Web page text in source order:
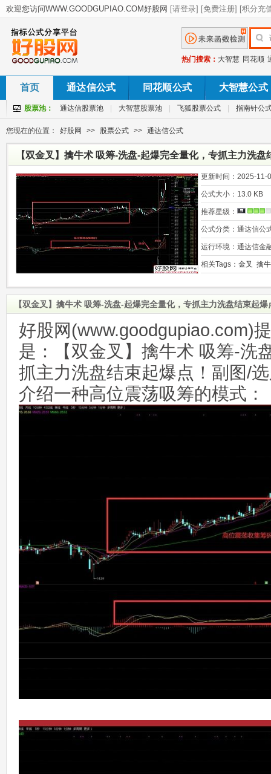
热门搜索： 大智慧 同花顺
首页 通达信公式 同花顺公式 大智慧公式
股票池： 通达信股票池 大智慧股票池 飞狐股票公式 指南针公
您现在的位置： 好股网 >> 股票公式 >> 通达信公式
【双金叉】擒牛术 吸筹-洗盘-起爆完全量化，专抓主力洗盘
选股 源码
更新时间： 2025-11-
公式大小： 13.0 KB
推荐星级：
公式分类： 通达信公
运行环境： 通达信金
相关Tags： 金叉 擒
【双金叉】擒牛术 吸筹-洗盘-起爆完全量化，专抓主力洗盘结束起
好股网(www.goodgupiao.com)
是：【双金叉】擒牛术 吸筹-洗
抓主力洗盘结束起爆点！副图/
介绍一种高位震荡吸筹的模式：